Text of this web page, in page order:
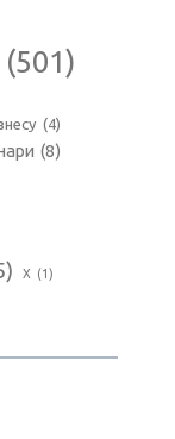
(501)
(4)
(8)
Х (1)